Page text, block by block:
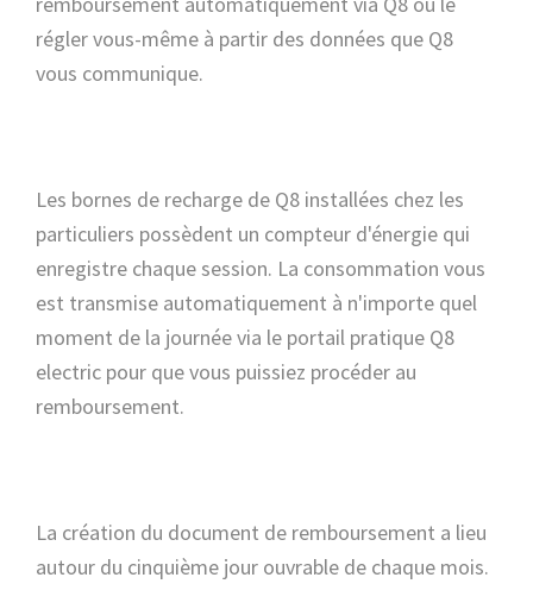
régler vous-même à partir des données que Q8
vous communique.
Les bornes de recharge de Q8 installées chez les
particuliers possèdent un compteur d'énergie qui
enregistre chaque session. La consommation vous
est transmise automatiquement à n'importe quel
moment de la journée via le portail pratique Q8
electric pour que vous puissiez procéder au
remboursement.
La création du document de remboursement a lieu
autour du cinquième jour ouvrable de chaque mois.